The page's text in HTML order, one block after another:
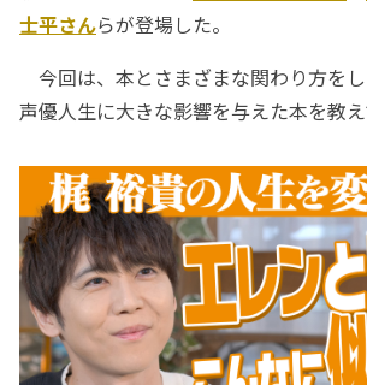
士平さんらが登場した。
今回は、本とさまざまな関わり方をし
声優人生に大きな影響を与えた本を教え